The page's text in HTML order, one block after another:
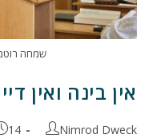
שמחה
אין בינה ואין
מחבר:
Nimrod Dweck
14 במאי 2025